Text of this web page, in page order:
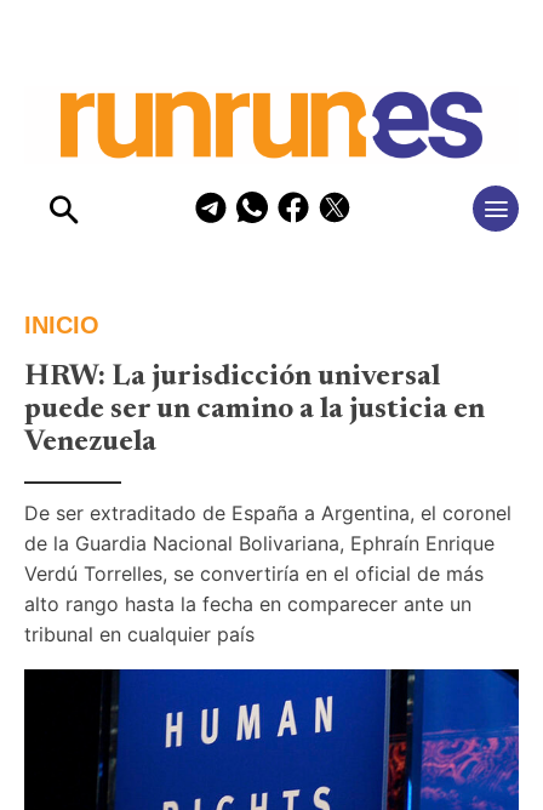
INICIO
HRW: La jurisdicción universal
puede ser un camino a la justicia en
Venezuela
De ser extraditado de España a Argentina, el coronel
de la Guardia Nacional Bolivariana, Ephraín Enrique
Verdú Torrelles, se convertiría en el oficial de más
alto rango hasta la fecha en comparecer ante un
tribunal en cualquier país